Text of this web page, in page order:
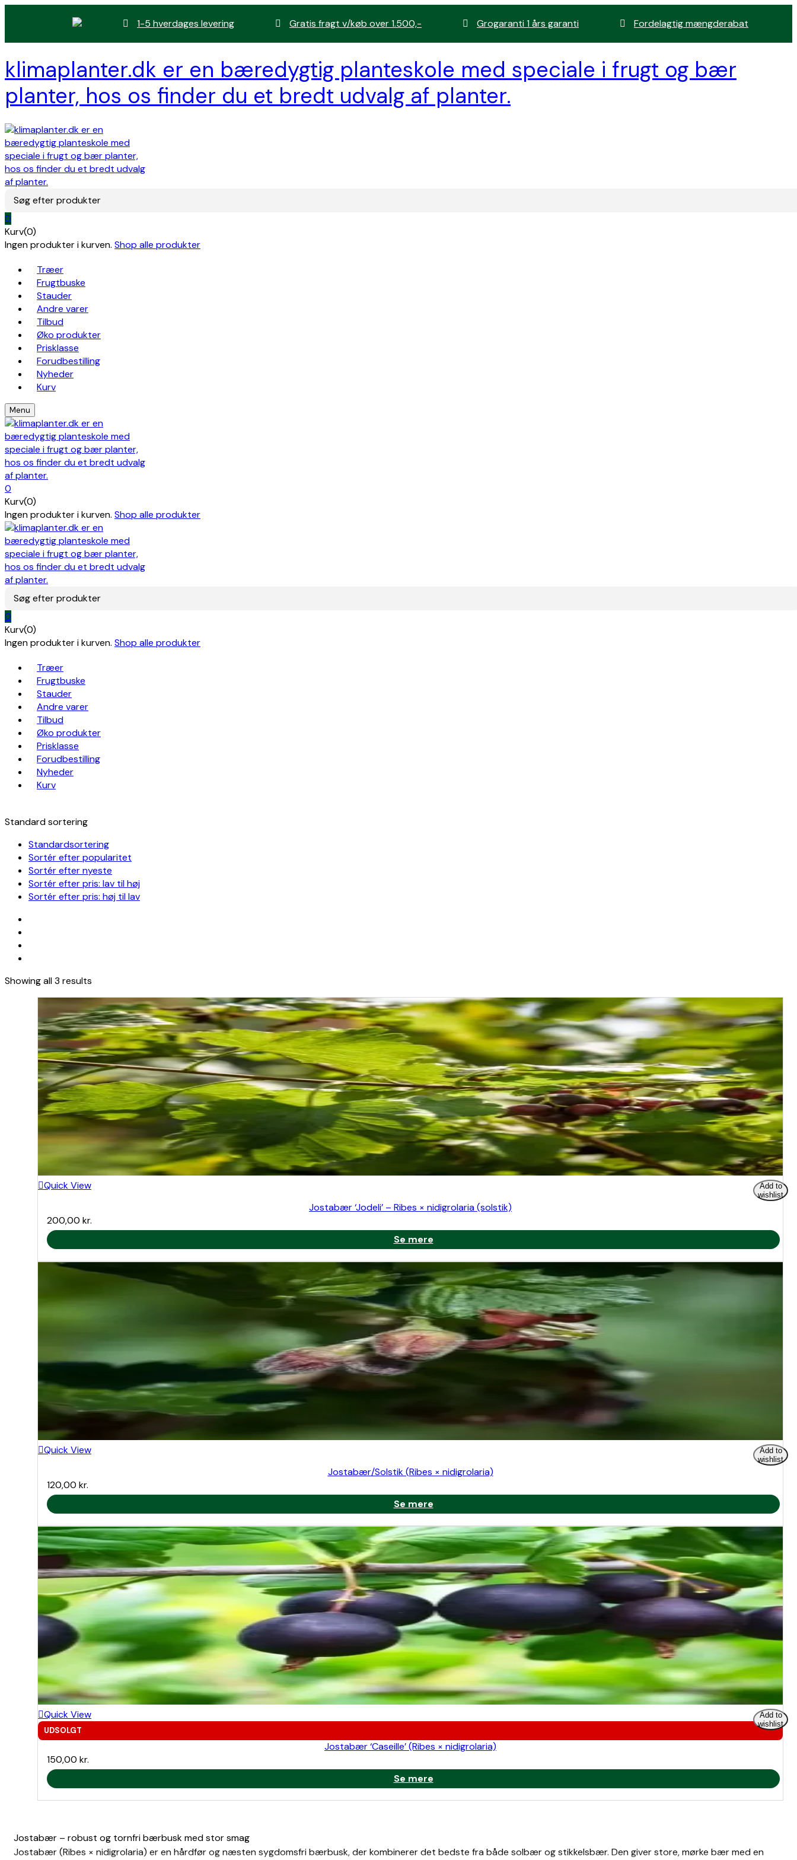
1-5 hverdages levering Gratis fragt v/køb over 1.500,- Grogaranti 1 års garanti Fordelagtig mængderabat
klimaplanter.dk er en bæredygtig planteskole med speciale i frugt og bær
planter, hos os finder du et bredt udvalg af planter.
Søg efter produkter
0
Kurv(0)
Ingen produkter i kurven. Shop alle produkter
Træer
Frugtbuske
Stauder
Andre varer
Tilbud
Øko produkter
Prisklasse
Forudbestilling
Nyheder
Kurv
Menu
0
Kurv(0)
Ingen produkter i kurven. Shop alle produkter
Søg efter produkter
0
Kurv(0)
Ingen produkter i kurven. Shop alle produkter
Træer
Frugtbuske
Stauder
Andre varer
Tilbud
Øko produkter
Prisklasse
Forudbestilling
Nyheder
Kurv
Standard sortering
Standardsortering
Sortér efter popularitet
Sortér efter nyeste
Sortér efter pris: lav til høj
Sortér efter pris: høj til lav
Showing all 3 results
Add to
wishlist
Quick View
Jostabær ‘Jodeli’ – Ribes × nidigrolaria (solstik)
200,00 kr.
Se mere
Add to
wishlist
Quick View
Jostabær/Solstik (Ribes × nidigrolaria)
120,00 kr.
Se mere
Add to
wishlist
Quick View
UDSOLGT
Jostabær ‘Caseille’ (Ribes × nidigrolaria)
150,00 kr.
Se mere
Jostabær – robust og tornfri bærbusk med stor smag
Jostabær (Ribes × nidigrolaria) er en hårdfør og næsten sygdomsfri bærbusk, der kombinerer det bedste fra både solbær og stikkelsbær. Den giver store, mørke bær med en